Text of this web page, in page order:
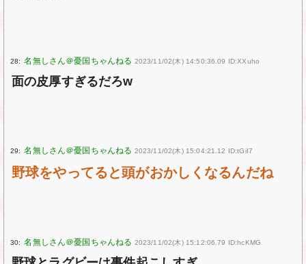
28: 2023/11/02(木) 14:50:36.09 ID:XXuho
面の皮厚すぎるだろw
29: 2023/11/02(木) 15:04:21.12 ID:tGiI7
野球をやってると頭がおかしくなるんだね
30: 2023/11/02(木) 15:12:06.79 ID:hcKMG